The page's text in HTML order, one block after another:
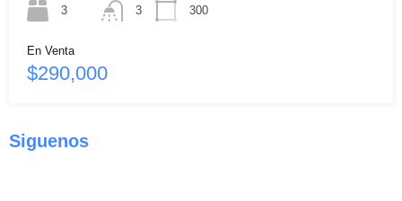
3
3
300
En Venta
$290,000
Siguenos